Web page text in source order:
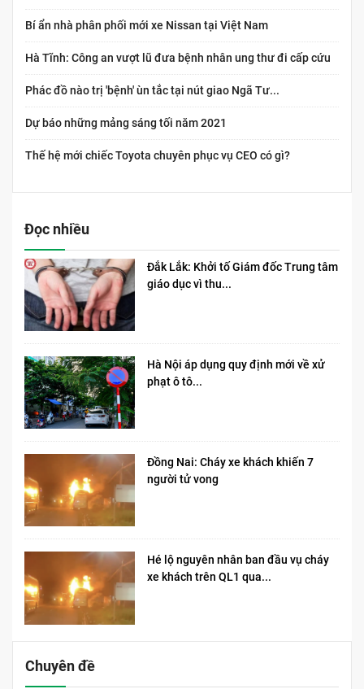
Bí ẩn nhà phân phối mới xe Nissan tại Việt Nam
Hà Tĩnh: Công an vượt lũ đưa bệnh nhân ung thư đi cấp cứu
Phác đồ nào trị 'bệnh' ùn tắc tại nút giao Ngã Tư...
Dự báo những mảng sáng tối năm 2021
Thế hệ mới chiếc Toyota chuyên phục vụ CEO có gì?
Đọc nhiều
Đắk Lắk: Khởi tố Giám đốc Trung tâm
giáo dục vì thu...
Hà Nội áp dụng quy định mới về xử
phạt ô tô...
Đồng Nai: Cháy xe khách khiến 7
người tử vong​
Hé lộ nguyên nhân ban đầu vụ cháy
xe khách trên QL1 qua...
Chuyên đề